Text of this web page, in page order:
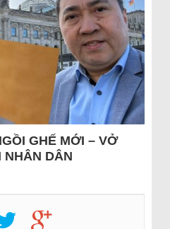
GHẾ MỚI – VỞ
NHÂN DÂN